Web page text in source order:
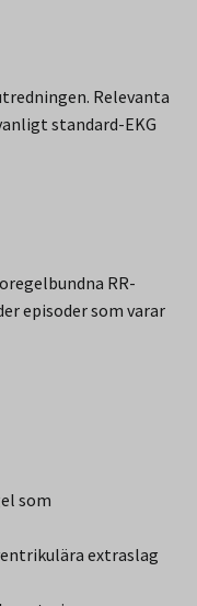
Relevanta
standard-EKG
RR-
episoder som varar
som
extraslag